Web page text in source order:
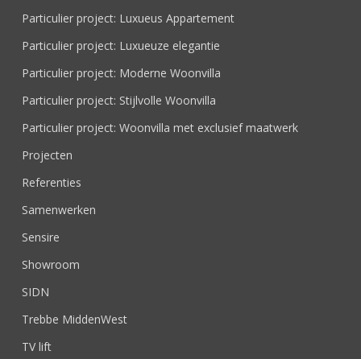
Particulier project: Luxueus Appartement
Particulier project: Luxueuze elegantie
Particulier project: Moderne Woonvilla
Particulier project: Stijlvolle Woonvilla
Particulier project: Woonvilla met exclusief maatwerk
Projecten
Referenties
Samenwerken
Sensire
Showroom
SIDN
Trebbe MiddenWest
TV lift